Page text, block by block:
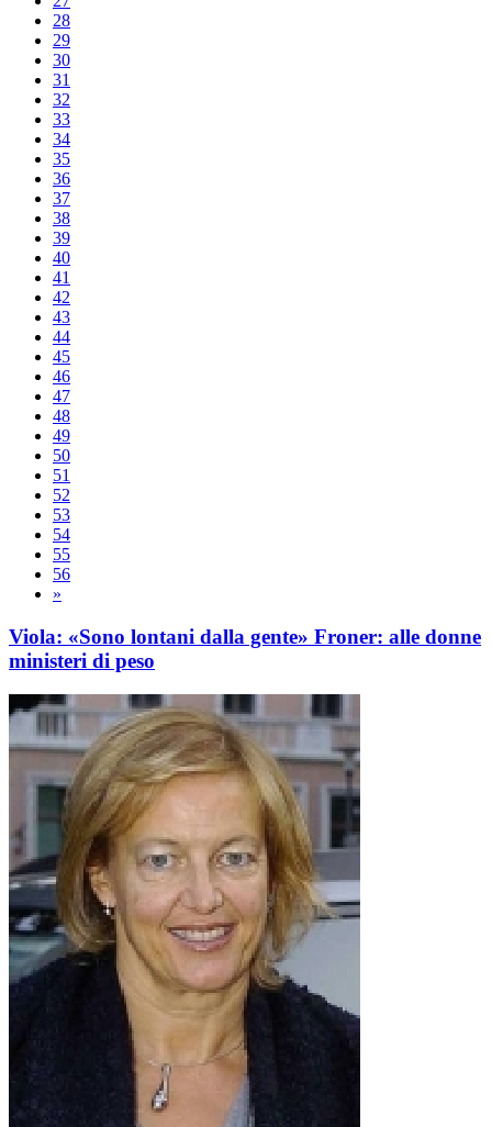
28
29
30
31
32
33
34
35
36
37
38
39
40
41
42
43
44
45
46
47
48
49
50
51
52
53
54
55
56
»
Viola: «Sono lontani dalla gente» Froner: alle donne
ministeri di peso